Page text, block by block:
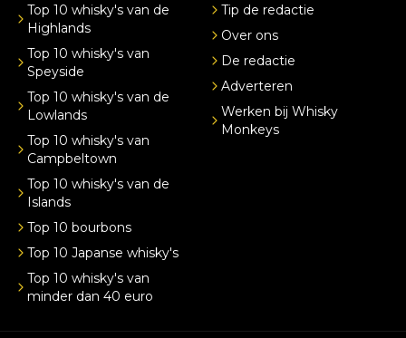
Top 10 whisky's van de
Highlands
Top 10 whisky's van
Speyside
Top 10 whisky's van de
Lowlands
Top 10 whisky's van
Campbeltown
Top 10 whisky's van de
Islands
Top 10 bourbons
Top 10 Japanse whisky's
Top 10 whisky's van
minder dan 40 euro
Tip de redactie
Over ons
De redactie
Adverteren
Werken bij Whisky
Monkeys